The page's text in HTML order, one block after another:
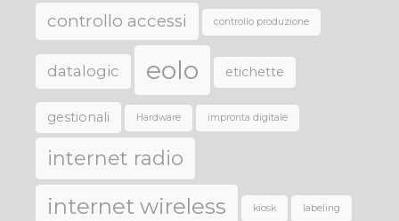
controllo accessi controllo produzione
datalogic eolo etichette
gestionali Hardware impronta digitale
internet radio
internet wireless kiosk labeling